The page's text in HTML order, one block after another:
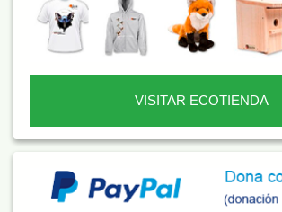
VISITAR ECOTIENDA